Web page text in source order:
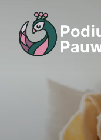
inhoud